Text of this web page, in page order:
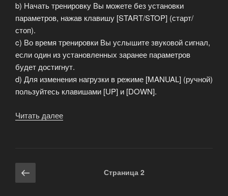
b) Начать тренировку Вы можете без установки
параметров, нажав клавишу [START/STOP] (старт/
стоп).
c) Во время тренировки Вы услышите звуковой сигнал,
если один из установленных заранее параметров
будет достигнут.
d) Для изменения нагрузки в режиме [MANUAL] (ручной)
пользуйтесь клавишами [UP] и [DOWN].
Читать далее
Навигация
по
Предыдущая
страница
Страница 2